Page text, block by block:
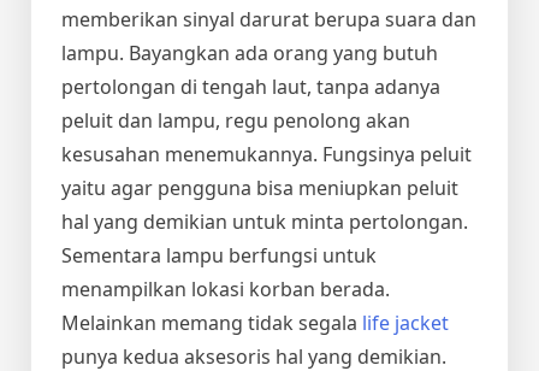
memberikan sinyal darurat berupa suara dan
lampu. Bayangkan ada orang yang butuh
pertolongan di tengah laut, tanpa adanya
peluit dan lampu, regu penolong akan
kesusahan menemukannya. Fungsinya peluit
yaitu agar pengguna bisa meniupkan peluit
hal yang demikian untuk minta pertolongan.
Sementara lampu berfungsi untuk
menampilkan lokasi korban berada.
Melainkan memang tidak segala life jacket
punya kedua aksesoris hal yang demikian.